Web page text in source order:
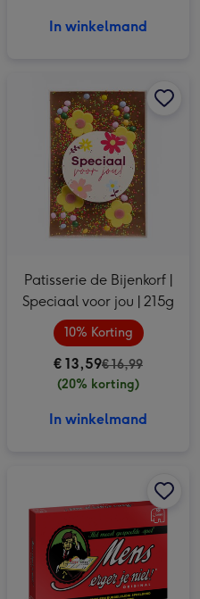
In winkelmand
Patisserie de Bijenkorf |
Speciaal voor jou | 215g
10% Korting
€ 13,59€ 16,99
(20% korting)
In winkelmand